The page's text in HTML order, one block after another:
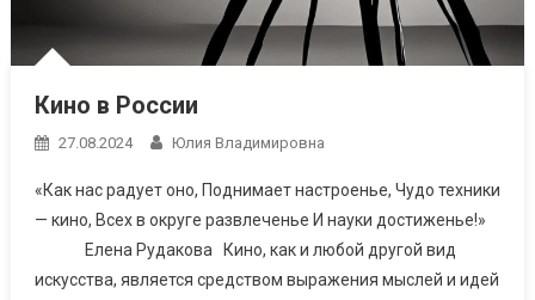
Кино в России
27.08.2024 Юлия Владимировна
«Как нас радует оно, Поднимает настроенье, Чудо техники
— кино, Всех в округе развлеченье И науки достиженье!»
Елена Рудакова Кино, как и любой другой вид
искусства, является средством выражения мыслей и идей